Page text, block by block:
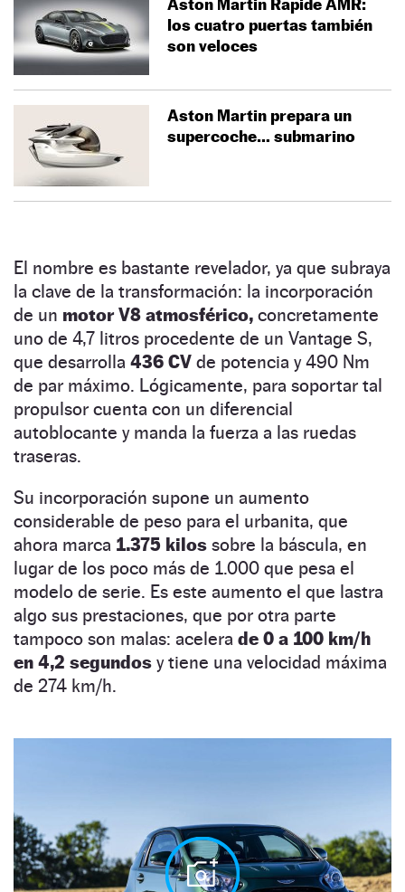
Aston Martin Rapide AMR:
los cuatro puertas también
son veloces
Aston Martin prepara un
supercoche… submarino
El nombre es bastante revelador, ya que subraya
la clave de la transformación: la incorporación
de un motor V8 atmosférico, concretamente
uno de 4,7 litros procedente de un Vantage S,
que desarrolla 436 CV de potencia y 490 Nm
de par máximo. Lógicamente, para soportar tal
propulsor cuenta con un diferencial
autoblocante y manda la fuerza a las ruedas
traseras.
Su incorporación supone un aumento
considerable de peso para el urbanita, que
ahora marca 1.375 kilos sobre la báscula, en
lugar de los poco más de 1.000 que pesa el
modelo de serie. Es este aumento el que lastra
algo sus prestaciones, que por otra parte
tampoco son malas: acelera de 0 a 100 km/h
en 4,2 segundos y tiene una velocidad máxima
de 274 km/h.